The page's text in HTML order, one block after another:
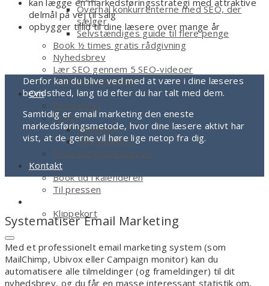
Overhal konkurrenterne med SEO, der
sælger
Selvstændiges guide til flere penge
Book ½ times gratis rådgivning
Nyhedsbrev
Lær SEO gennem 5 SEO-videoer
Tidligere webinarer
Om
Referencer
Priser
Klippekort
Vækstpakker
Forretningsbetingelser
Kontakt
Book tid i kalenderen
Til pressen
Klippekort
Ingen varer i kurven.
kan lægge en markedsføringsstrategi med attraktive
delmål på vej til salg
opbygger tillid til dine læsere over mange år
Derfor kan du blive ved med at være i dine læseres
bevidsthed, lang tid efter du har talt med dem.
Samtidig er email marketing den eneste
markedsføringsmetode, hvor dine læsere aktivt har
vist, at de gerne vil høre lige netop fra dig.
Systematiser Email Marketing
Med et professionelt email marketing system (som
MailChimp, Ubivox eller Campaign monitor) kan du
automatisere alle tilmeldinger (og frameldinger) til dit
nyhedsbrev, og du får en masse interessant statistik om,